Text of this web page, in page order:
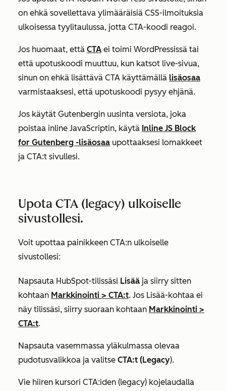
on ehkä sovellettava ylimääräisiä CSS-ilmoituksia
ulkoisessa tyylitaulussa, jotta CTA-koodi reagoi.
Jos huomaat, että CTA ei toimi WordPressissä tai
että upotuskoodi muuttuu, kun katsot live-sivua,
sinun on ehkä lisättävä CTA käyttämällä lisäosaa
varmistaaksesi, että upotuskoodi pysyy ehjänä.
Jos käytät Gutenbergin uusinta versiota, joka
poistaa inline JavaScriptin, käytä Inline JS Block
for Gutenberg -lisäosaa upottaaksesi lomakkeet
ja CTA:t sivullesi.
Upota CTA (legacy) ulkoiselle
sivustollesi.
Voit upottaa painikkeen CTA:n ulkoiselle
sivustollesi:
Napsauta HubSpot-tilissäsi Lisää ja siirry sitten
kohtaan Markkinointi > CTA:t. Jos Lisää-kohtaa ei
näy tilissäsi, siirry suoraan kohtaan Markkinointi >
CTA:t.
Napsauta vasemmassa yläkulmassa olevaa
pudotusvalikkoa ja valitse CTA:t (Legacy).
Vie hiiren kursori CTA:iden (legacy) kojelaudalla